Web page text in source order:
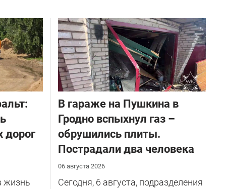
дорог
жизнь
В гараже на Пушкина в
Гродно вспыхнул газ –
обрушились плиты.
Пострадали два человека
06 августа 2026
Сегодня, 6 августа, подразделения